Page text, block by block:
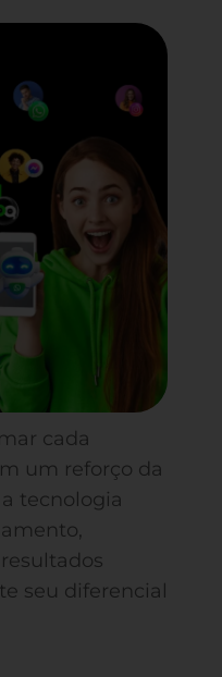
cada
um reforço da
tecnologia
seu diferencial